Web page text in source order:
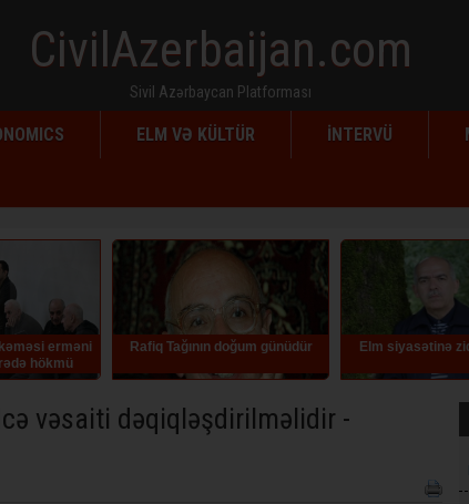
CivilAzerbaijan.com
Sivil Azərbaycan Platforması
ELM VƏ KÜLTÜR İNTERVÜ
doğum günüdür Elm siyasətinə zidd addımlar
İlqar
vəsaiti dəqiqləşdirilməlidir -